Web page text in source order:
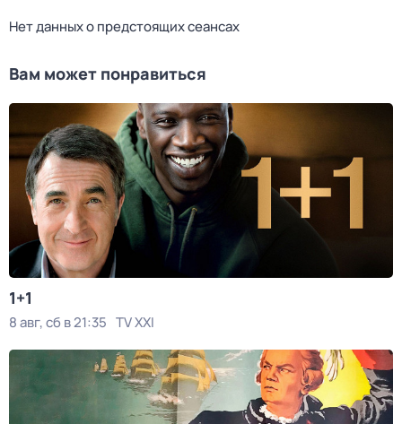
Нет данных о предстоящих сеансах
Вам может понравиться
1+1
8 авг, сб в 21:35 TV XXI